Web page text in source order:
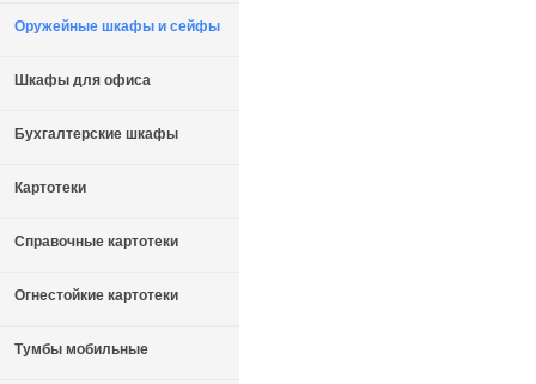
Оружейные шкафы и сейфы
Шкафы для офиса
Бухгалтерские шкафы
Картотеки
Справочные картотеки
Огнестойкие картотеки
Тумбы мобильные